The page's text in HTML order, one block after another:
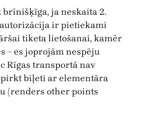
ja neskaita 2.
ir pietiekami
tiketa lietošanai, kamēr
– es joprojām nespēju
Rīgas transportā nav
biļeti ar elementāra
(renders other points